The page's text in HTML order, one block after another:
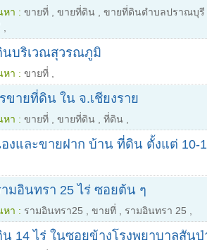
หา : ขายที่ ขายที่ดิน ขายที่ดินตำบลปราณบุรี
บริเวณสุวรณภูมิ
หา : ขายที่
ขายที่ดิน ใน จ.เชียงราย
หา : ขายที่ ขายที่ดิน ที่ดิน
งและขายฝาก บ้าน ที่ดิน ตั้งแต่ 10-
มอินทรา 25 ไร่ ซอยต้น ๆ
หา : รามอินทรา25 ขายที่ รามอินทรา 25
14 ไร่ ในซอยข้างโรงพยาบาลสันป่